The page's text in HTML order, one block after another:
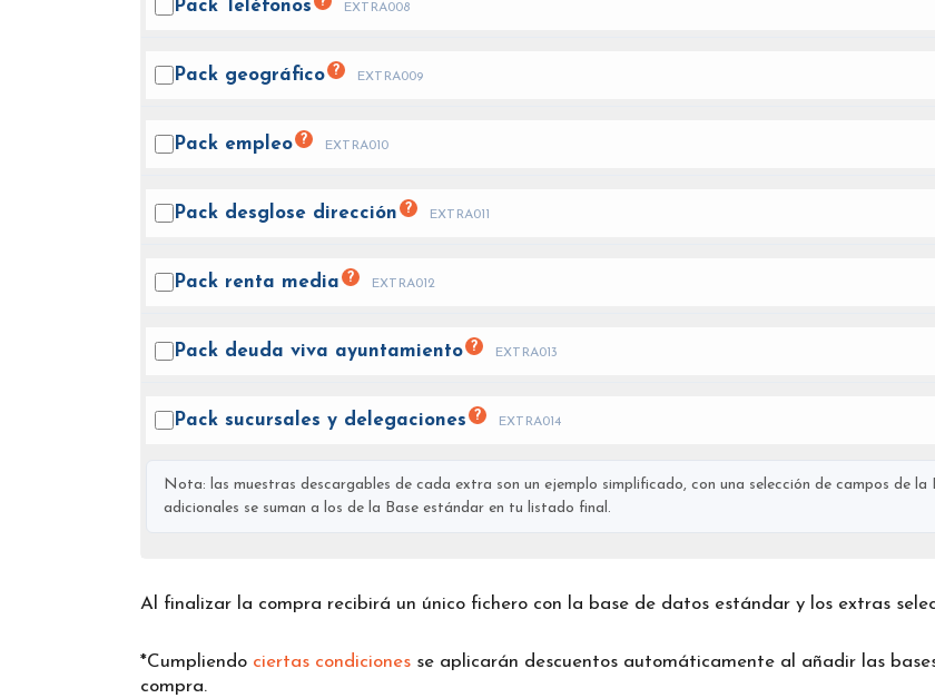
Pack Teléfonos EXTRA008
Pack geográfico ? EXTRA009
Pack empleo ? EXTRA010
Pack desglose dirección ? EXTRA011
Pack renta media ? EXTRA012
Pack deuda viva ayuntamiento ? EXTRA013
Pack sucursales y delegaciones ? EXTRA014
Nota: las muestras descargables de cada extra son un ejemplo simplificado, con una selección de campos de
adicionales se suman a los de la Base estándar en tu listado final.
Al finalizar la compra recibirá un único fichero con la base de datos estándar y los extras
*Cumpliendo ciertas condiciones se aplicarán descuentos automáticamente al añadir las
compra.